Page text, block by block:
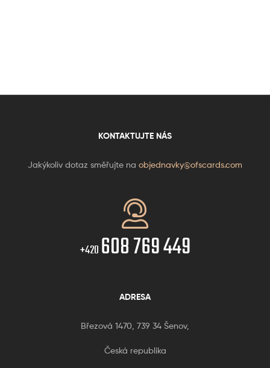
KONTAKTUJTE NÁS
Jakýkoliv dotaz směřujte na objednavky@ofscards.com
+420 608 769 449
ADRESA
Březová 1470, 739 34 Šenov,
Česká republika